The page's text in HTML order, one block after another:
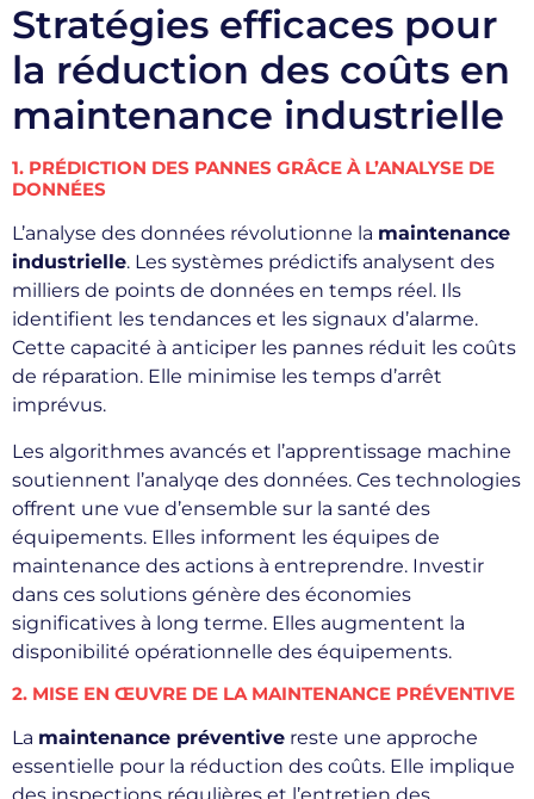
Stratégies efficaces pour
la réduction des coûts en
maintenance industrielle
1. PRÉDICTION DES PANNES GRÂCE À L’ANALYSE DE
DONNÉES
L’analyse des données révolutionne la maintenance
industrielle. Les systèmes prédictifs analysent des
milliers de points de données en temps réel. Ils
identifient les tendances et les signaux d’alarme.
Cette capacité à anticiper les pannes réduit les coûts
de réparation. Elle minimise les temps d’arrêt
imprévus.
Les algorithmes avancés et l’apprentissage machine
soutiennent l’analyqe des données. Ces technologies
offrent une vue d’ensemble sur la santé des
équipements. Elles informent les équipes de
maintenance des actions à entreprendre. Investir
dans ces solutions génère des économies
significatives à long terme. Elles augmentent la
disponibilité opérationnelle des équipements.
2. MISE EN ŒUVRE DE LA MAINTENANCE PRÉVENTIVE
La maintenance préventive reste une approche
essentielle pour la réduction des coûts. Elle implique